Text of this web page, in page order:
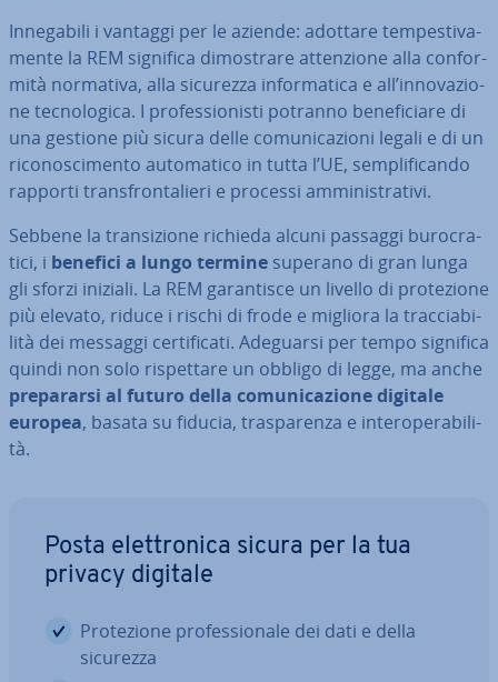
In­ne­ga­bi­li i vantaggi per le aziende: adottare tem­pe­sti­va­
men­te la REM significa di­mo­stra­re at­ten­zio­ne alla con­for­
mi­tà normativa, alla sicurezza in­for­ma­ti­ca e all’in­no­va­zio­
ne tec­no­lo­gi­ca. I pro­fes­sio­ni­sti potranno be­ne­fi­cia­re di
una gestione più sicura delle co­mu­ni­ca­zio­ni legali e di un
ri­co­no­sci­men­to au­to­ma­ti­co in tutta l’UE, sem­pli­fi­can­do
rapporti tran­sfron­ta­lie­ri e processi am­mi­ni­stra­ti­vi.
Sebbene la tran­si­zio­ne richieda alcuni passaggi bu­ro­cra­
ti­ci, i benefici a lungo termine superano di gran lunga
gli sforzi iniziali. La REM ga­ran­ti­sce un livello di pro­te­zio­ne
più elevato, riduce i rischi di frode e migliora la trac­cia­bi­
li­tà dei messaggi cer­ti­fi­ca­ti. Adeguarsi per tempo significa
quindi non solo ri­spet­ta­re un obbligo di legge, ma anche
pre­pa­rar­si al futuro della co­mu­ni­ca­zio­ne digitale
europea, basata su fiducia, tra­spa­ren­za e in­te­ro­pe­ra­bi­li­
tà.
Posta elet­tro­ni­ca sicura per la tua
privacy digitale
Pro­te­zio­ne pro­fes­sio­na­le dei dati e della
sicurezza